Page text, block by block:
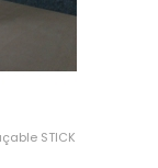
STICK